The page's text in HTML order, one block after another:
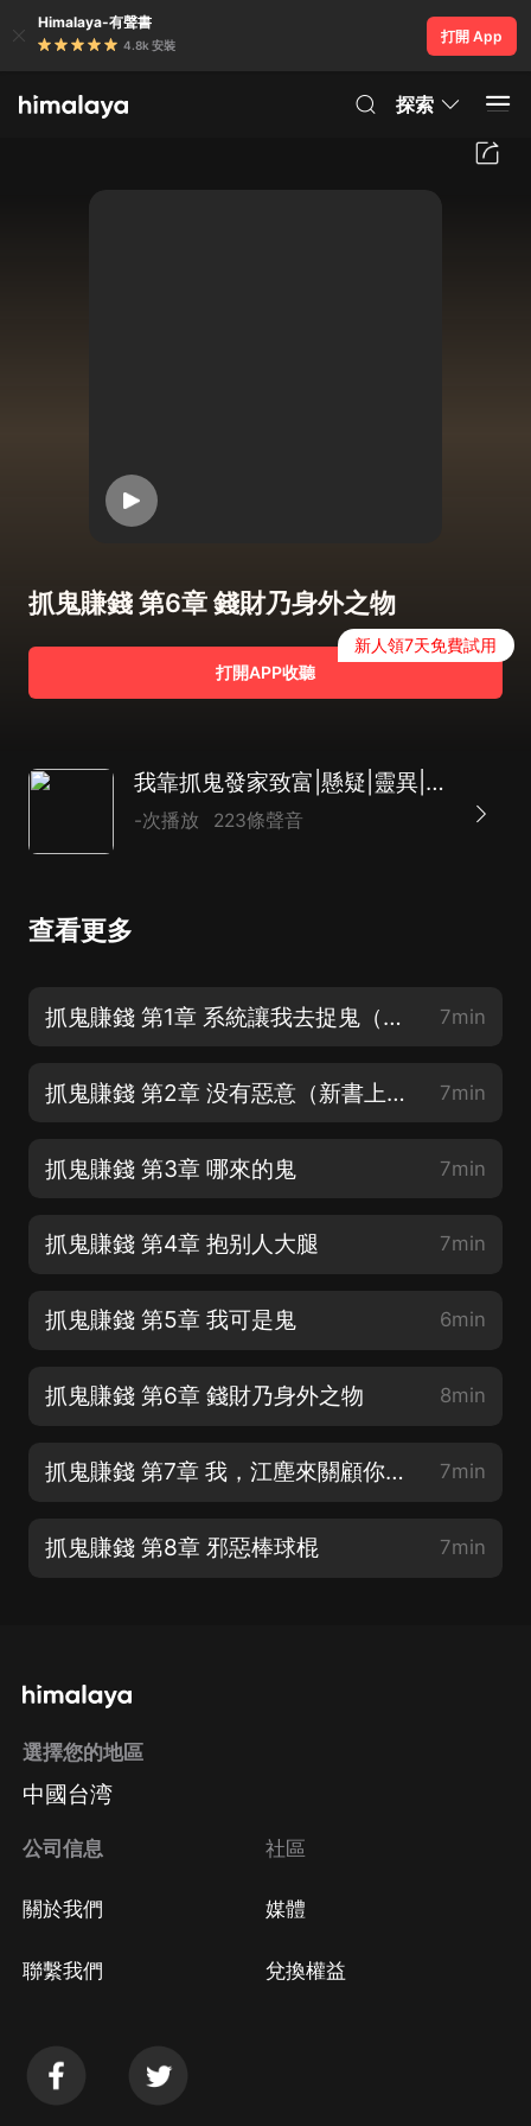
Himalaya-有聲書
4.8k 安裝
打開 App
探索
抓鬼賺錢 第6章 錢財乃身外之物
打開APP收聽
新人領7天免費試用
我靠抓鬼發家致富|懸疑|靈異|搞笑|爆笑|女鬼|抓鬼
-次播放 223條聲音
查看更多
抓鬼賺錢 第1章 系統讓我去捉鬼（新書上架歡迎訂閱） 7min
抓鬼賺錢 第2章 没有惡意（新書上架求支持） 7min
抓鬼賺錢 第3章 哪來的鬼 7min
抓鬼賺錢 第4章 抱别人大腿 7min
抓鬼賺錢 第5章 我可是鬼 6min
抓鬼賺錢 第6章 錢財乃身外之物 8min
抓鬼賺錢 第7章 我，江塵來關顧你們啦 7min
抓鬼賺錢 第8章 邪惡棒球棍 7min
選擇您的地區
中國台湾
公司信息
關於我們
聯繫我們
社區
媒體
兌換權益